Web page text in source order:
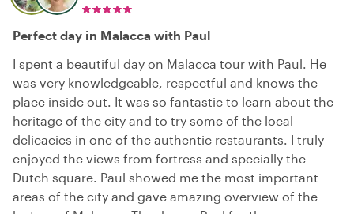
Perfect day in Malacca with Paul
I spent a beautiful day on Malacca tour with Paul. He
was very knowledgeable, respectful and knows the
place inside out. It was so fantastic to learn about the
heritage of the city and to try some of the local
delicacies in one of the authentic restaurants. I truly
enjoyed the views from fortress and specially the
Dutch square. Paul showed me the most important
areas of the city and gave amazing overview of the